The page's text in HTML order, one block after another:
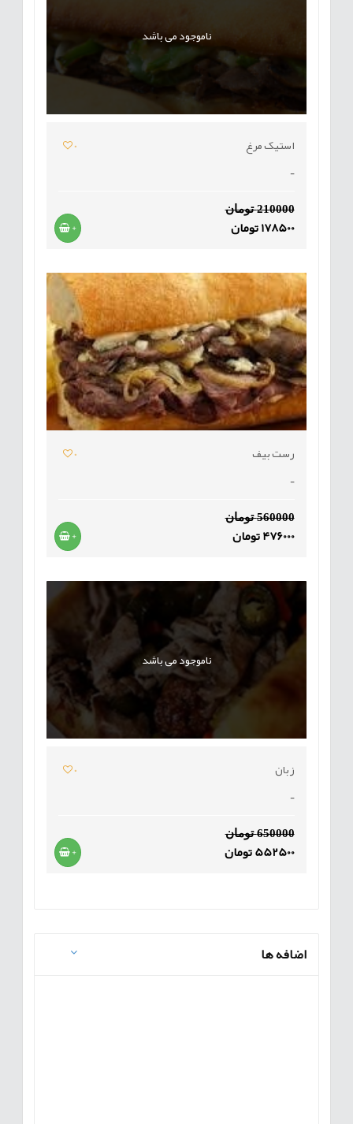
ناموجود می باشد
استیک مرغ
0
-
210000 تومان
178500 تومان +
رست بیف
0
-
560000 تومان
476000 تومان +
ناموجود می باشد
زبان
0
-
650000 تومان
552500 تومان +
اضافه ها